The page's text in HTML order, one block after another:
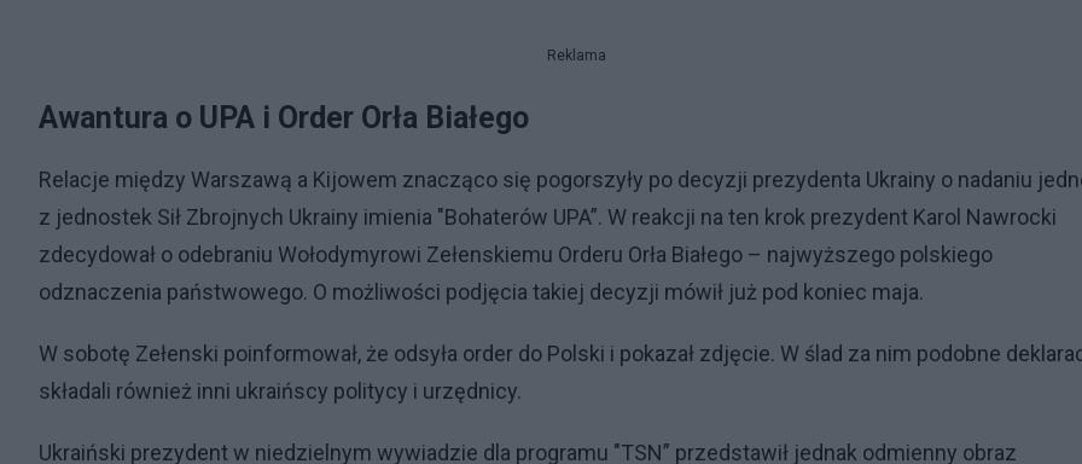
Reklama
Awantura o UPA i Order Orła Białego
Relacje między Warszawą a Kijowem znacząco się pogorszyły po decyzji prezydenta Ukrainy o nadaniu
z jednostek Sił Zbrojnych Ukrainy imienia "Bohaterów UPA”. W reakcji na ten krok prezydent Karol Nawrocki
zdecydował o odebraniu Wołodymyrowi Zełenskiemu Orderu Orła Białego – najwyższego polskiego
odznaczenia państwowego. O możliwości podjęcia takiej decyzji mówił już pod koniec maja.
W sobotę Zełenski poinformował, że odsyła order do Polski i pokazał zdjęcie. W ślad za nim podobne
składali również inni ukraińscy politycy i urzędnicy.
Ukraiński prezydent w niedzielnym wywiadzie dla programu "TSN” przedstawił jednak odmienny obraz